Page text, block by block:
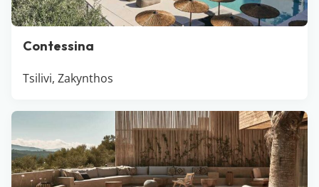
Contessina
Tsilivi, Zakynthos